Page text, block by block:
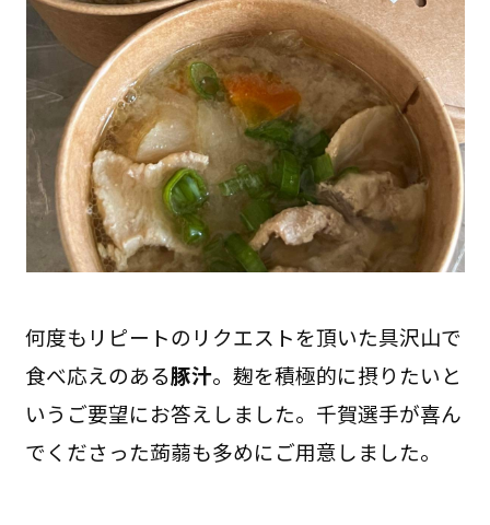
何度もリピートのリクエストを頂いた具沢山で
食べ応えのある豚汁。麹を積極的に摂りたいと
いうご要望にお答えしました。千賀選手が喜ん
でくださった蒟蒻も多めにご用意しました。